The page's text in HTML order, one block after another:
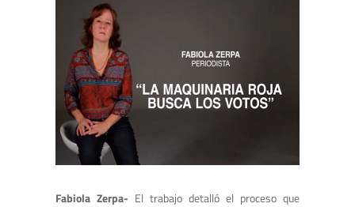
Fabiola Zerpa- El trabajo detalló el proceso que